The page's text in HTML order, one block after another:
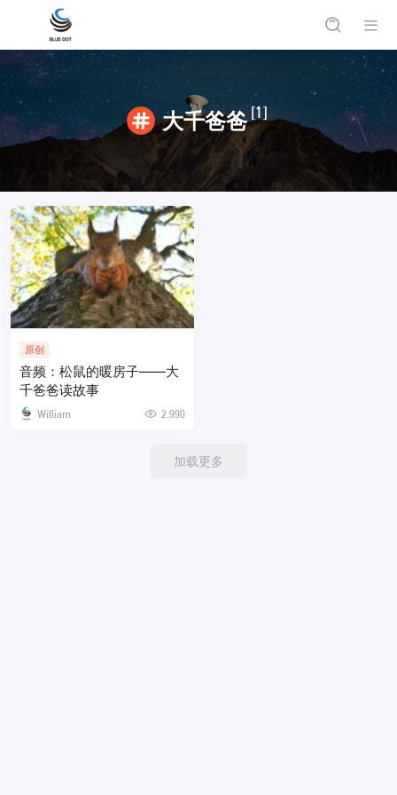
大千爸爸 [1]
原创
音频：松鼠的暖房子——大
千爸爸读故事
William 2,990
加载更多